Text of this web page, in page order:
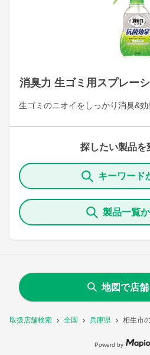
取扱店舗検索 全国 兵庫県 相生市
消臭力 生ゴミ用スプレー
生ゴミのニオイをしっかり消臭&効
探したい製品を
キーワード
製品一覧
地図で店
Powerd by